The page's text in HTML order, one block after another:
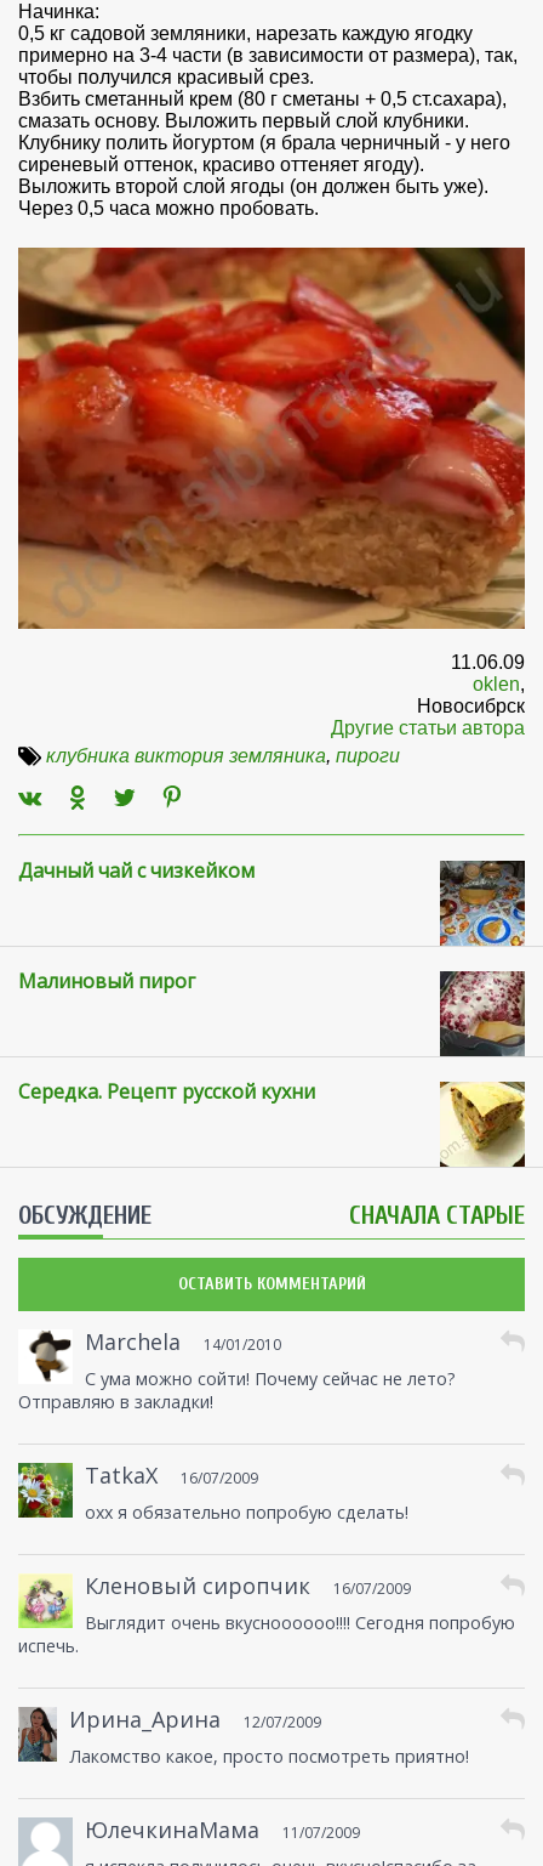
Начинка:
0,5 кг садовой земляники, нарезать каждую ягодку
примерно на 3-4 части (в зависимости от размера), так,
чтобы получился красивый срез.
Взбить сметанный крем (80 г сметаны + 0,5 ст.сахара),
смазать основу. Выложить первый слой клубники.
Клубнику полить йогуртом (я брала черничный - у него
сиреневый оттенок, красиво оттеняет ягоду).
Выложить второй слой ягоды (он должен быть уже).
Через 0,5 часа можно пробовать.
11.06.09
oklen,
Новосибрск
Другие статьи автора
клубника виктория земляника, пироги
Дачный чай с чизкейком
Малиновый пирог
Середка. Рецепт русской кухни
ОБСУЖДЕНИЕ СНАЧАЛА СТАРЫЕ
ОСТАВИТЬ КОММЕНТАРИЙ
Marchela 14/01/2010
С ума можно сойти! Почему сейчас не лето?
Отправляю в закладки!
TatkaX 16/07/2009
охх я обязательно попробую сделать!
Кленовый сиропчик 16/07/2009
Выглядит очень вкусноооооо!!!! Сегодня попробую
испечь.
Ирина_Арина 12/07/2009
Лакомство какое, просто посмотреть приятно!
ЮлечкинаМама 11/07/2009